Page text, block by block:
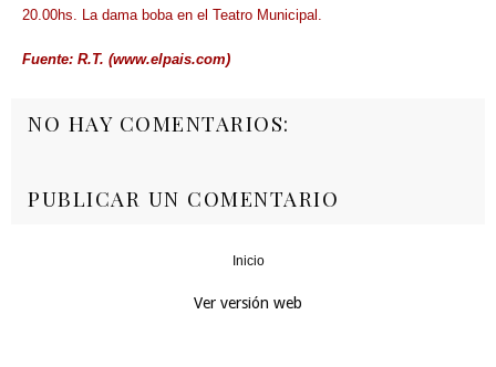
20.00hs. La dama boba en el Teatro Municipal.
Fuente: R.T. (www.elpais.com)
NO HAY COMENTARIOS:
PUBLICAR UN COMENTARIO
Inicio
Ver versión web